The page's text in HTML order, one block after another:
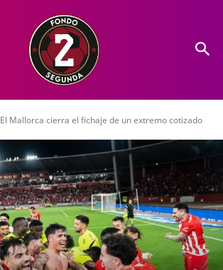
El Mallorca cierra el fichaje de un extremo cotizado